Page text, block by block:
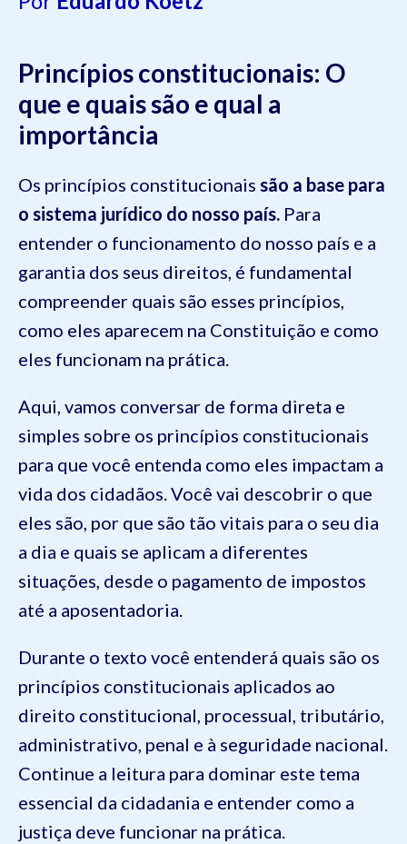
Princípios constitucionais: O
que e quais são e qual a
importância
Os princípios constitucionais são a base para
o sistema jurídico do nosso país. Para
entender o funcionamento do nosso país e a
garantia dos seus direitos, é fundamental
compreender quais são esses princípios,
como eles aparecem na Constituição e como
eles funcionam na prática.
Aqui, vamos conversar de forma direta e
simples sobre os princípios constitucionais
para que você entenda como eles impactam a
vida dos cidadãos. Você vai descobrir o que
eles são, por que são tão vitais para o seu dia
a dia e quais se aplicam a diferentes
situações, desde o pagamento de impostos
até a aposentadoria.
Durante o texto você entenderá quais são os
princípios constitucionais aplicados ao
direito constitucional, processual, tributário,
administrativo, penal e à seguridade nacional.
Continue a leitura para dominar este tema
essencial da cidadania e entender como a
justiça deve funcionar na prática.